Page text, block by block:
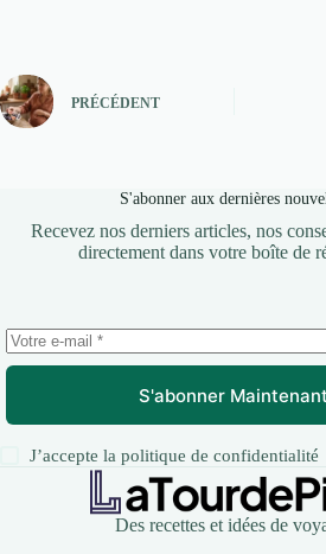
PRÉCÉDENT
S'abonner aux dernières
Recevez nos derniers articles, nos
directement dans votre boîte de
S'abonner Maintenant
J’accepte lapolitique de confidentialité
Des recettes et idées de